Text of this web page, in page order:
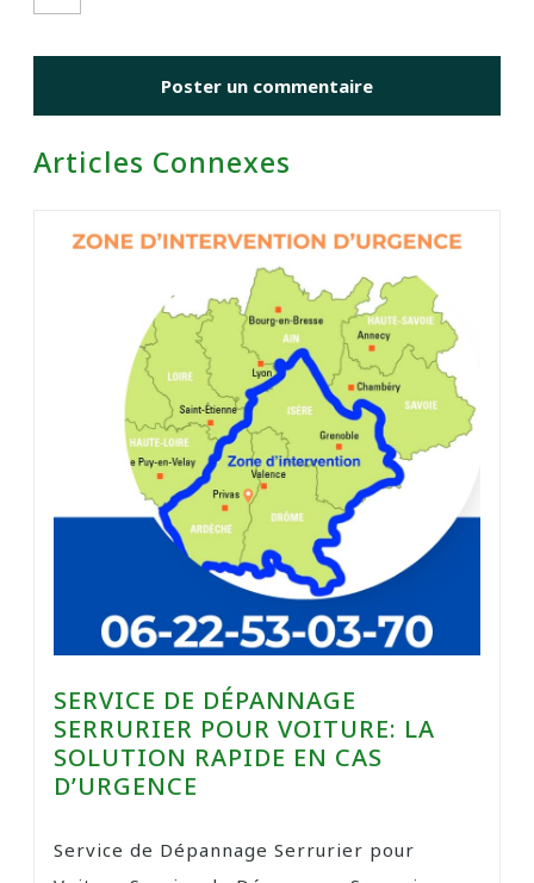
Articles Connexes
SERVICE DE DÉPANNAGE
SERRURIER POUR VOITURE: LA
SOLUTION RAPIDE EN CAS
D’URGENCE
Service de Dépannage Serrurier pour